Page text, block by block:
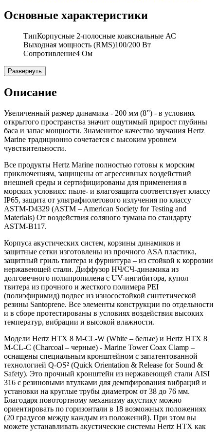
Основные характеристики
ТипКорпусные 2-полосные коаксиальные АС
Выходная мощность (RMS)100/200 Вт
Сопротивление4 Ом
Развернуть
Описание
Увеличенный размер динамика - 200 мм (8”) - в условиях
открытого пространства значит ощутимый прирост глубины
баса и запас мощности. Знаменитое качество звучания Hertz
Marine традиционно сочетается с высоким уровнем
чувствительности.
Все продукты Hertz Marine полностью готовы к морским
приключениям, защищены от агрессивных воздействий
внешней среды и сертифицированы для применения в
морских условиях: пыле- и влагозащита соответствует классу
IP65, защита от ультрафиолетового излучения по классу
ASTM-D4329 (ASTM – American Society for Testing and
Materials) От воздействия соляного тумана по стандарту
ASTM-B117.
Корпуса акустических систем, корзины динамиков и
защитные сетки изготовлены из прочного ASA пластика,
защитный гриль твитера и фурнитура – из стойкой к коррозии
нержавеющей стали. Диффузор НЧ/СЧ-динамика из
долговечного полипропилена с UV-ингибитора, купол
твитера из прочного и жесткого полимера PEI
(полиэфиримид) подвес из износостойкой синтетической
резины Santoprene. Все элементы конструкции по отдельности
и в сборе протестированы в условиях воздействия высоких
температур, вибрации и высокой влажности.
Модели Hertz HTX 8 M-CL-W (White – белые) и Hertz HTX 8
M-CL-С (Charcoal – черные) - Marine Tower Coax Clamp –
оснащены специальным кронштейном с запатентованной
технологией Q-OS² (Quick Orientation & Release for Sound &
Safety). Это прочный кронштейн из нержавеющей стали AISI
316 с резиновыми втулками для демпфирования вибраций и
установки на круглые трубы диаметром от 38 до 76 мм.
Благодаря повотортному механизму акустику можно
ориентировать по горизонтали в 18 возможных положениях
(20 градусов между каждым из положений). При этом вы
можете устанавливать акустические системы Hertz НТХ как